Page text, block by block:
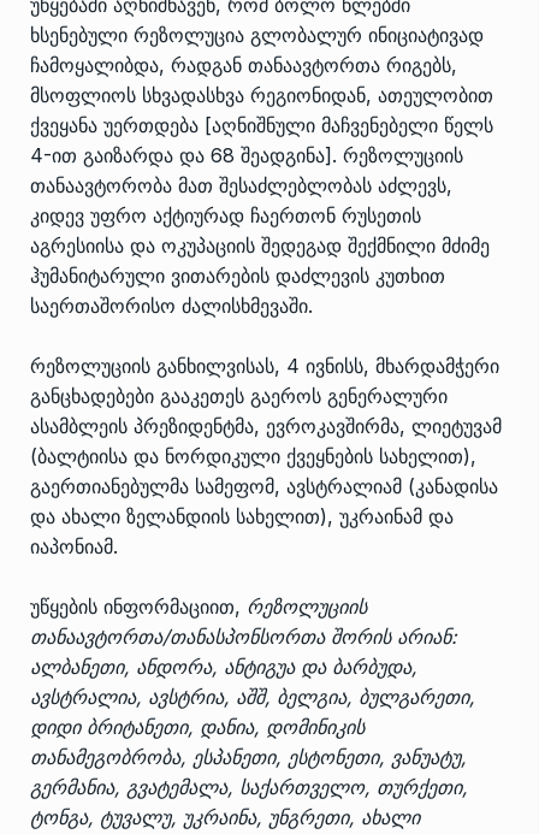
უწყებაში აღნიშნავენ, რომ ბოლო წლებში
ხსენებული რეზოლუცია გლობალურ ინიციატივად
ჩამოყალიბდა, რადგან თანაავტორთა რიგებს,
მსოფლიოს სხვადასხვა რეგიონიდან, ათეულობით
ქვეყანა უერთდება [აღნიშნული მაჩვენებელი წელს
4-ით გაიზარდა და 68 შეადგინა]. რეზოლუციის
თანაავტორობა მათ შესაძლებლობას აძლევს,
კიდევ უფრო აქტიურად ჩაერთონ რუსეთის
აგრესიისა და ოკუპაციის შედეგად შექმნილი მძიმე
ჰუმანიტარული ვითარების დაძლევის კუთხით
საერთაშორისო ძალისხმევაში.
რეზოლუციის განხილვისას, 4 ივნისს, მხარდამჭერი
განცხადებები გააკეთეს გაეროს გენერალური
ასამბლეის პრეზიდენტმა, ევროკავშირმა, ლიეტუვამ
(ბალტიისა და ნორდიკული ქვეყნების სახელით),
გაერთიანებულმა სამეფომ, ავსტრალიამ (კანადისა
და ახალი ზელანდიის სახელით), უკრაინამ და
იაპონიამ.
უწყების ინფორმაციით, რეზოლუციის
თანაავტორთა/თანასპონსორთა შორის არიან:
ალბანეთი, ანდორა, ანტიგუა და ბარბუდა,
ავსტრალია, ავსტრია, აშშ, ბელგია, ბულგარეთი,
დიდი ბრიტანეთი, დანია, დომინიკის
თანამეგობრობა, ესპანეთი, ესტონეთი, ვანუატუ,
გერმანია, გვატემალა, საქართველო, თურქეთი,
ტონგა, ტუვალუ, უკრაინა, უნგრეთი, ახალი